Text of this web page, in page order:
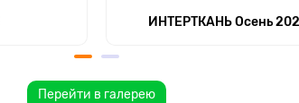
ИНТЕРТКАНЬ Осень
Перейти в галерею